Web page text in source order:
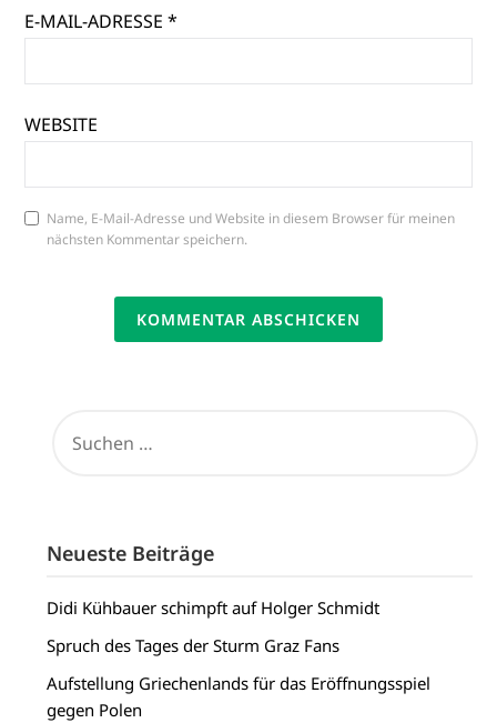
E-MAIL-ADRESSE*
WEBSITE
Name, E-Mail-Adresse und Website in diesem Browser für meinen
nächsten Kommentar speichern.
NACH:
Neueste Beiträge
Didi Kühbauer schimpft auf Holger Schmidt
Spruch des Tages der Sturm Graz Fans
Aufstellung Griechenlands für das Eröffnungsspiel
gegen Polen